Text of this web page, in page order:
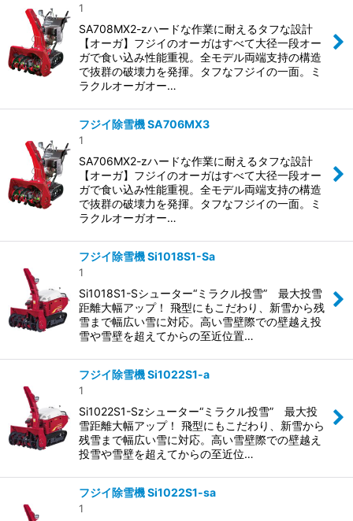
並び順:
絞り込む
1
SA708MX2-zハードな作業に耐えるタフな設計
【オーガ】フジイのオーガはすべて大径一段オー
ガで食い込み性能重視。全モデル両端支持の構造
で抜群の破壊力を発揮。タフなフジイの一面。ミ
ラクルオーガオー…
フジイ除雪機 SA706MX3
1
SA706MX2-zハードな作業に耐えるタフな設計
【オーガ】フジイのオーガはすべて大径一段オー
ガで食い込み性能重視。全モデル両端支持の構造
で抜群の破壊力を発揮。タフなフジイの一面。ミ
ラクルオーガオー…
フジイ除雪機 Si1018S1-Sa
1
Si1018S1-Sシューター“ミラクル投雪” 最大投雪
距離大幅アップ！ 飛型にもこだわり、新雪から残
雪まで幅広い雪に対応。高い雪壁際での壁越え投
雪や雪壁を超えてからの至近位置…
フジイ除雪機 Si1022S1-a
1
Si1022S1-Szシューター“ミラクル投雪” 最大投
雪距離大幅アップ！ 飛型にもこだわり、新雪から
残雪まで幅広い雪に対応。高い雪壁際での壁越え
投雪や雪壁を超えてからの至近位…
フジイ除雪機 Si1022S1-sa
1